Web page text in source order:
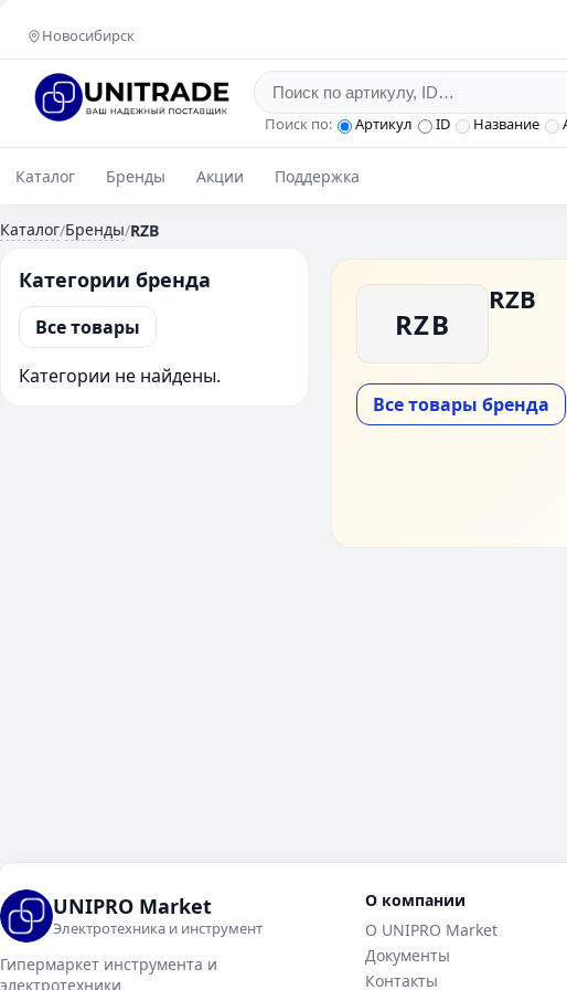
Новосибирск
Поиск по: Артикул ID Название
Каталог Бренды Акции Поддержка
Каталог/Бренды/RZB
Категории бренда
Все товары
Категории не найдены.
RZB
RZB
Все товары бренда
UNIPRO Market
Электротехника и инструмент
Гипермаркет инструмента и
электротехники
О компании
О UNIPRO Market
Документы
Контакты